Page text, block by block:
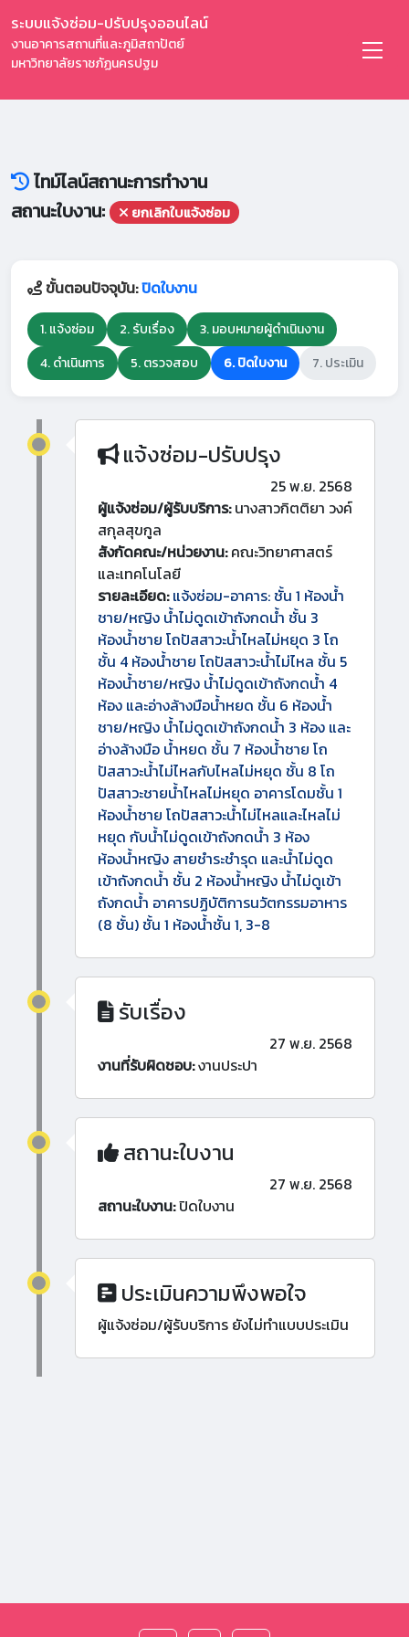
ระบบแจ้งซ่อม-ปรับปรุงออนไลน์
งานอาคารสถานที่และภูมิสถาปัตย์
มหาวิทยาลัยราชภัฏนครปฐม
ไทม์ไลน์สถานะการทำงาน
สถานะใบงาน:
ยกเลิกใบแจ้งซ่อม
ขั้นตอนปัจจุบัน:ปิดใบงาน
1. แจ้งซ่อม 2. รับเรื่อง
3. มอบหมายผู้ดำเนินงาน
4. ดำเนินการ
5. ตรวจสอบ 6. ปิดใบงาน 7. ประเมิน
แจ้งซ่อม-ปรับปรุง
25 พ.ย. 2568
ผู้แจ้งซ่อม/ผู้รับบริการ:นางสาวกิตติยา วงค์
สกุลสุขกูล
สังกัดคณะ/หน่วยงาน:คณะวิทยาศาสตร์
และเทคโนโลยี
รายละเอียด: แจ้งซ่อม-อาคาร: ชั้น 1 ห้องน้ำ
ชาย/หญิง น้ำไม่ดูดเข้าถังกดน้ำ ชั้น 3
ห้องน้ำชาย โถปัสสาวะน้ำไหลไม่หยุด 3 โถ
ชั้น 4 ห้องน้ำชาย โถปัสสาวะน้ำไม่ไหล ชั้น 5
ห้องน้ำชาย/หญิง น้ำไม่ดูดเข้าถังกดน้ำ 4
ห้อง และอ่างล้างมือน้ำหยด ชั้น 6 ห้องน้ำ
ชาย/หญิง น้ำไม่ดูดเข้าถังกดน้ำ 3 ห้อง และ
อ่างล้างมือ น้ำหยด ชั้น 7 ห้องน้ำชาย โถ
ปัสสาวะน้ำไม่ไหลกับไหลไม่หยุด ชั้น 8 โถ
ปัสสาวะชายน้ำไหลไม่หยุด อาคารโดมชั้น 1
ห้องน้ำชาย โถปัสสาวะน้ำไม่ไหลและไหลไม่
หยุด กับน้ำไม่ดูดเข้าถังกดน้ำ 3 ห้อง
ห้องน้ำหญิง สายชำระชำรุด และน้ำไม่ดูด
เข้าถังกดน้ำ ชั้น 2 ห้องน้ำหญิง น้ำไม่ดูเข้า
ถังกดน้ำ อาคารปฏิบัติการนวัตกรรมอาหาร
(8 ชั้น) ชั้น 1 ห้องน้ำชั้น 1, 3-8
รับเรื่อง
27 พ.ย. 2568
งานที่รับผิดชอบ:งานประปา
สถานะใบงาน
27 พ.ย. 2568
สถานะใบงาน:ปิดใบงาน
ประเมินความพึงพอใจ
ผู้แจ้งซ่อม/ผู้รับบริการ ยังไม่ทำแบบประเมิน